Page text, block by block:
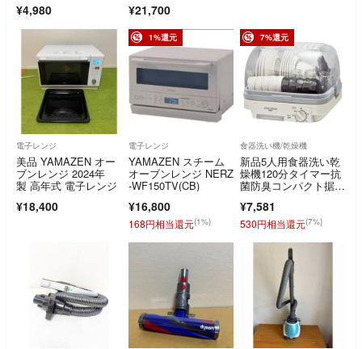
¥4,980 ¥21,700
電子レンジ
美品 YAMAZEN オー
ブンレンジ 2024年
製 高年式 電子レンジ
¥18,400
1%還元
電子レンジ
YAMAZEN スチーム
オーブンレンジ NERZ
-WF150TV(CB)
¥16,800
168円相当還元(1%)
7%還元
食器洗い機/乾燥機
新品5人用食器洗い乾
燥機120分タイマー抗
菌防臭コンパクト据置
¥7,581
530円相当還元(7%)